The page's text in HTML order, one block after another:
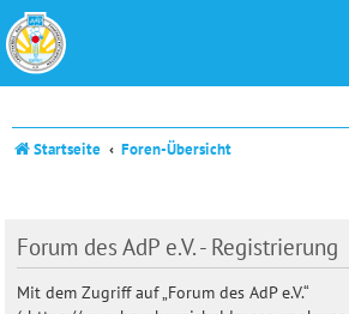
Startseite Foren-Übersicht
Forum des AdP e.V. - Registrierung
Mit dem Zugriff auf „Forum des AdP e.V.“